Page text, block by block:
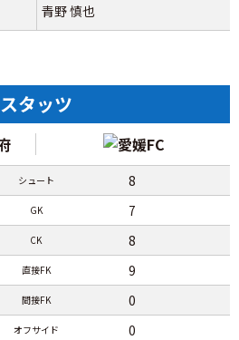
青野 慎也
スタッツ
シュート
8
GK
7
CK
8
直接FK
9
間接FK
0
オフサイド
0